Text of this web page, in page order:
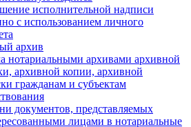
исполнительной надписи
с использованием личного
архив
нотариальными архивами архивной
архивной копии, архивной
гражданам и субъектам
документов, представляемых
лицами в нотариальные